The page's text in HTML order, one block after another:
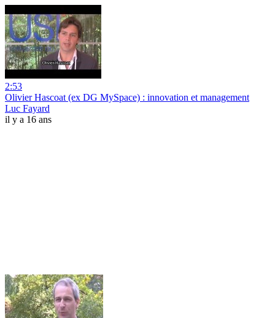
2:53
Olivier Hascoat (ex DG MySpace) : innovation et management
Luc Fayard
il y a 16 ans